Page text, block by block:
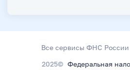
2025© Федеральная
Все сервисы ФНС России